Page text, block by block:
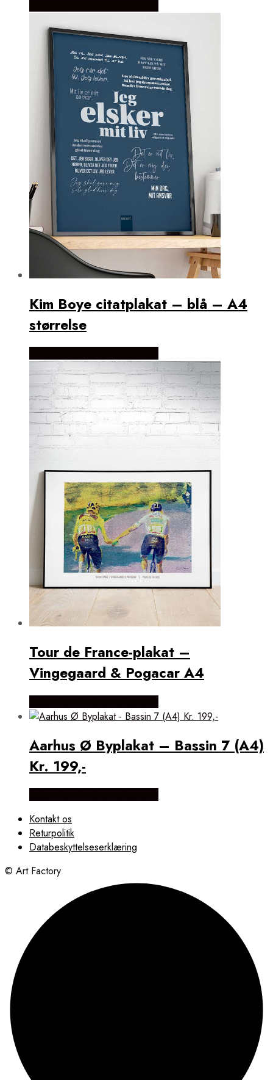
Kim Boye citatplakat – blå – A4
størrelse
Tour de France-plakat –
Vingegaard & Pogacar A4
Aarhus Ø Byplakat – Bassin 7 (A4)
Kr. 199,-
Kontakt os
Returpolitik
Databeskyttelseserklæring
© Art Factory